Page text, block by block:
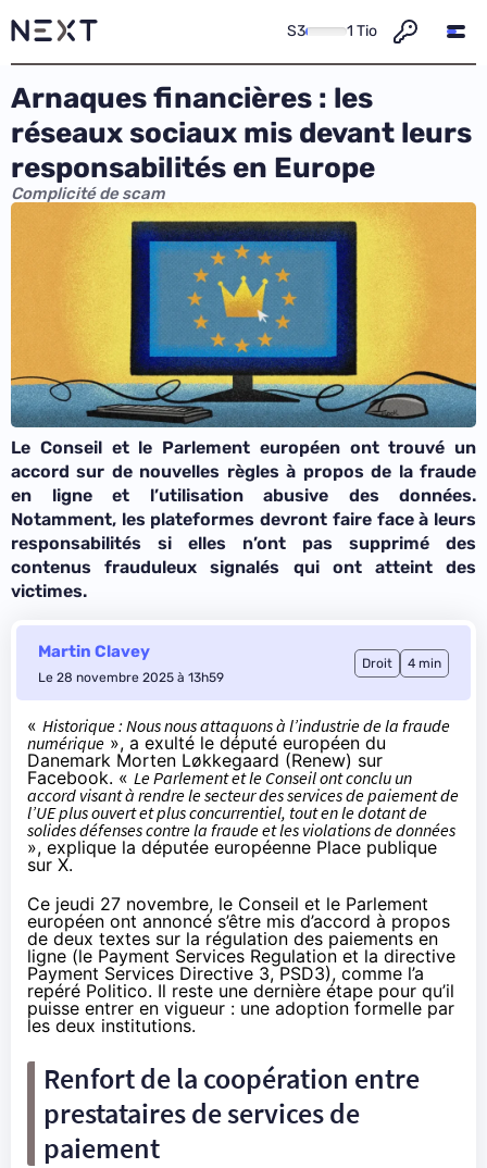
S3 1 Tio
Arnaques financières : les
réseaux sociaux mis devant leurs
responsabilités en Europe
Complicité de scam
Le Conseil et le Parlement européen ont trouvé un
accord sur de nouvelles règles à propos de la fraude
en ligne et l’utilisation abusive des données.
Notamment, les plateformes devront faire face à leurs
responsabilités si elles n’ont pas supprimé des
contenus frauduleux signalés qui ont atteint des
victimes.
Martin Clavey
Le 28 novembre 2025 à 13h59
Droit 4 min
« Historique : Nous nous attaquons à l’industrie de la fraude
numérique », a exulté le député européen du
Danemark Morten Løkkegaard (Renew) sur
Facebook. « Le Parlement et le Conseil ont conclu un
accord visant à rendre le secteur des services de paiement de
l’UE plus ouvert et plus concurrentiel, tout en le dotant de
solides défenses contre la fraude et les violations de données
», explique la députée européenne Place publique
sur X.
Ce jeudi 27 novembre, le Conseil et le Parlement
européen ont annoncé s’être mis d’accord à propos
de deux textes sur la régulation des paiements en
ligne (le Payment Services Regulation et la directive
Payment Services Directive 3, PSD3), comme l’a
repéré Politico. Il reste une dernière étape pour qu’il
puisse entrer en vigueur : une adoption formelle par
les deux institutions.
Renfort de la coopération entre
prestataires de services de
paiement